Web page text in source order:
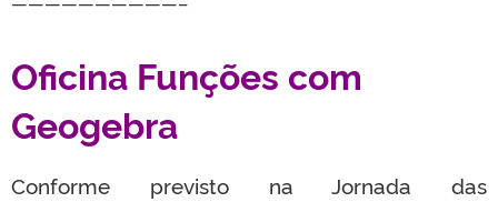
Oficina Funções com
Geogebra
Conforme previsto na Jornada das